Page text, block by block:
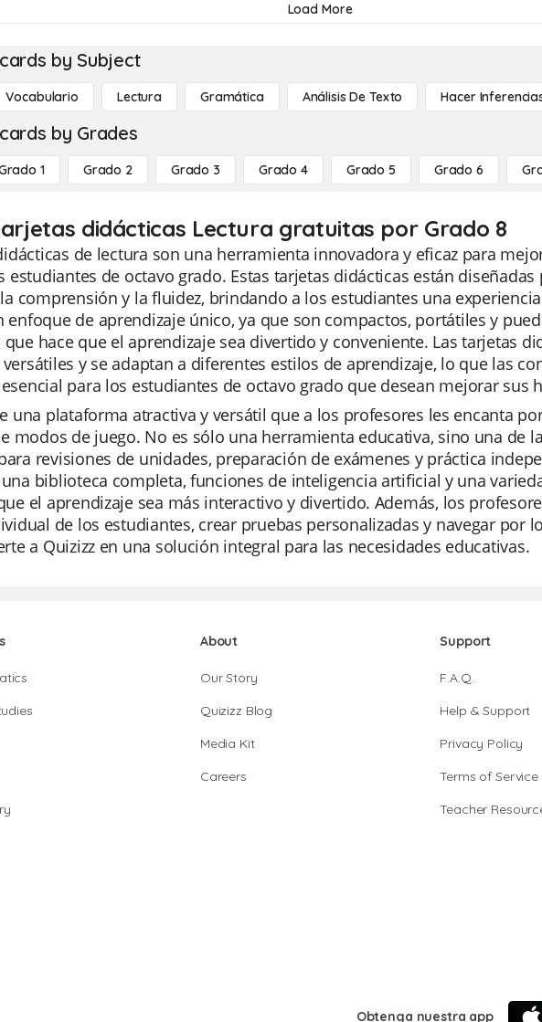
Load More
by Subject
Vocabulario Lectura Gramática Análisis De Texto Hacer
by Grades
1 Grado 2 Grado 3 Grado 4 Grado 5 Grado 6
didácticas Lectura gratuitas por Grado 8
de lectura son una herramienta innovadora y eficaz para
estudiantes de octavo grado. Estas tarjetas didácticas están diseñadas
comprensión y la fluidez, brindando a los estudiantes una
enfoque de aprendizaje único, ya que son compactos, portátiles y
hace que el aprendizaje sea divertido y conveniente. Las tarjetas
y se adaptan a diferentes estilos de aprendizaje, lo que las
para los estudiantes de octavo grado que desean mejorar sus
una plataforma atractiva y versátil que a los profesores les encanta
modos de juego. No es sólo una herramienta educativa, sino una de
revisiones de unidades, preparación de exámenes y práctica
biblioteca completa, funciones de inteligencia artificial y una
el aprendizaje sea más interactivo y divertido. Además, los
de los estudiantes, crear pruebas personalizadas y navegar por
a Quizizz en una solución integral para las necesidades educativas.
About
Our Story
Quizizz Blog
Media Kit
Careers
Support
F.A.Q.
Help & Support
Privacy Policy
Terms of Service
Teacher
Obtenga nuestra app